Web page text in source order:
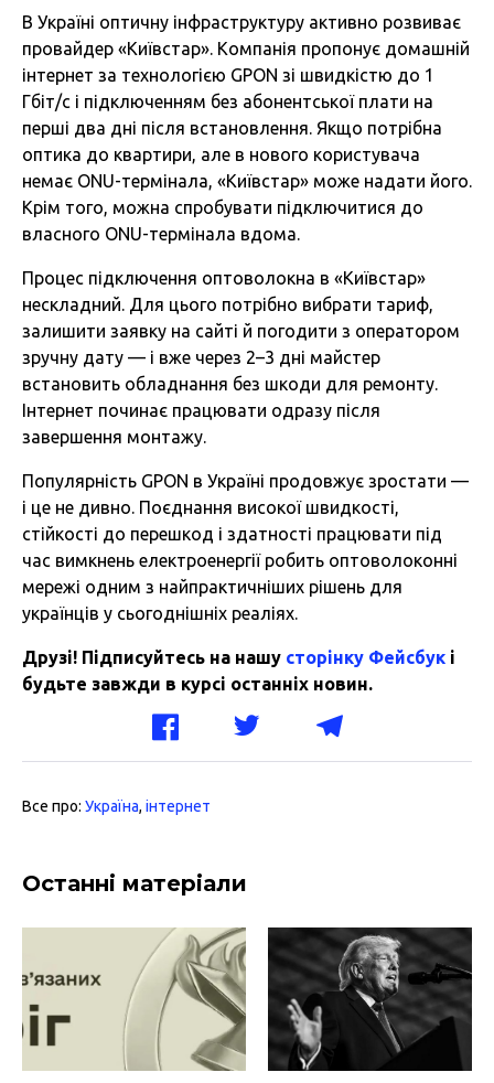
В Україні оптичну інфраструктуру активно розвиває
провайдер «Київстар». Компанія пропонує домашній
інтернет за технологією GPON зі швидкістю до 1
Гбіт/с і підключенням без абонентської плати на
перші два дні після встановлення. Якщо потрібна
оптика до квартири, але в нового користувача
немає ONU-термінала, «Київстар» може надати його.
Крім того, можна спробувати підключитися до
власного ONU-термінала вдома.
Процес підключення оптоволокна в «Київстар»
нескладний. Для цього потрібно вибрати тариф,
залишити заявку на сайті й погодити з оператором
зручну дату — і вже через 2–3 дні майстер
встановить обладнання без шкоди для ремонту.
Інтернет починає працювати одразу після
завершення монтажу.
Популярність GPON в Україні продовжує зростати —
і це не дивно. Поєднання високої швидкості,
стійкості до перешкод і здатності працювати під
час вимкнень електроенергії робить оптоволоконні
мережі одним з найпрактичніших рішень для
українців у сьогоднішніх реаліях.
Друзі! Підписуйтесь на нашу сторінку Фейсбук і
будьте завжди в курсі останніх новин.
Все про: Україна, інтернет
Останні матеріали